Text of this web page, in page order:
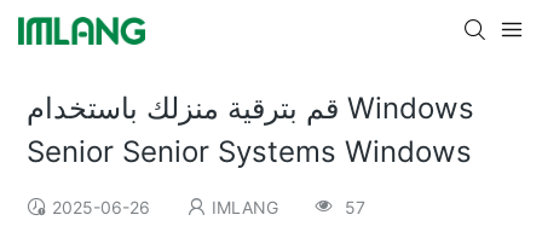
قم بترقية منزلك باستخدام Windows
Senior Senior Systems Windows
2025-06-26 IMLANG 57